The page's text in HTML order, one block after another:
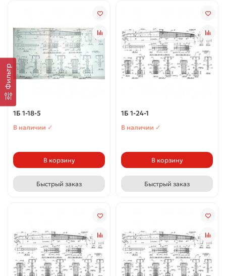
Фильтр
1Б 1-18-5
В наличии ✓
В корзину
Быстрый заказ
1Б 1-24-1
В наличии ✓
В корзину
Быстрый заказ